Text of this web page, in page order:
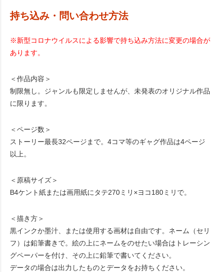
持ち込み・問い合わせ方法
※新型コロナウイルスによる影響で持ち込み方法に変更の場合が
あります。
＜作品内容＞
制限無し。ジャンルも限定しませんが、未発表のオリジナル作品
に限ります。
＜ページ数＞
ストーリー最長32ページまで。4コマ等のギャグ作品は4ページ
以上。
＜原稿サイズ＞
B4ケント紙または画用紙にタテ270ミリ×ヨコ180ミリで。
＜描き方＞
黒インクか墨汁、または使用する画材は自由です。ネーム（セリ
フ）は鉛筆書きで。絵の上にネームをのせたい場合はトレーシン
グペーパーを付け、その上に鉛筆で書いてください。
データの場合は出力したものとデータをお持ちください。